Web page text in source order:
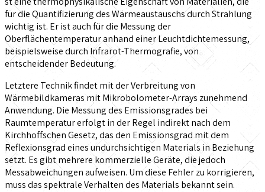
für die Quantifizierung des Wärmeaustauschs durch Strahlung
wichtig ist. Er ist auch für die Messung der
Oberflächentemperatur anhand einer Leuchtdichtemessung,
beispielsweise durch Infrarot-Thermografie, von
entscheidender Bedeutung.
Letztere Technik findet mit der Verbreitung von
Wärmebildkameras mit Mikrobolometer-Arrays zunehmend
Anwendung. Die Messung des Emissionsgrades bei
Raumtemperatur erfolgt in der Regel indirekt nach dem
Kirchhoffschen Gesetz, das den Emissionsgrad mit dem
Reflexionsgrad eines undurchsichtigen Materials in Beziehung
setzt. Es gibt mehrere kommerzielle Geräte, die jedoch
Messabweichungen aufweisen. Um diese Fehler zu korrigieren,
muss das spektrale Verhalten des Materials bekannt sein.